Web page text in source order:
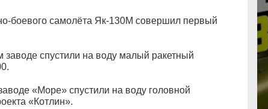
боевого самолёта Як-130М совершил первый
заводе спустили на воду малый ракетный
«Море» спустили на воду головной
«Котлин».